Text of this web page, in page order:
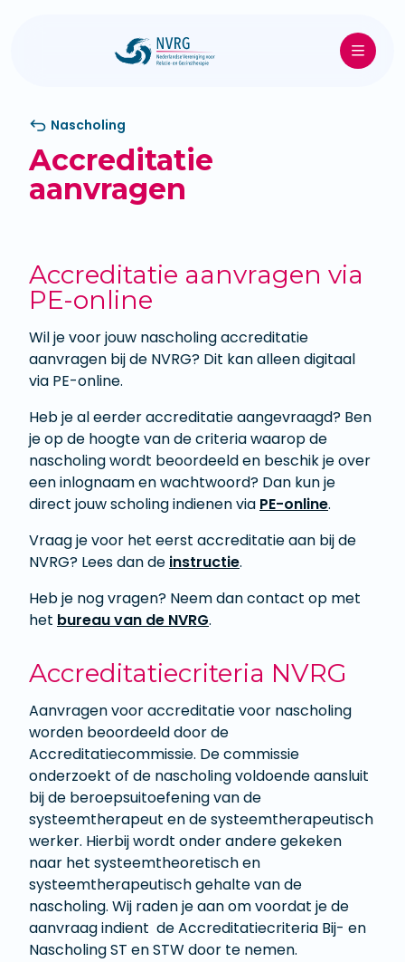
Nascholing
Accreditatie
aanvragen
Accreditatie aanvragen via
PE-online
Wil je voor jouw nascholing accreditatie
aanvragen bij de NVRG? Dit kan alleen digitaal
via PE-online.
Heb je al eerder accreditatie aangevraagd? Ben
je op de hoogte van de criteria waarop de
nascholing wordt beoordeeld en beschik je over
een inlognaam en wachtwoord? Dan kun je
direct jouw scholing indienen via PE-online.
Vraag je voor het eerst accreditatie aan bij de
NVRG? Lees dan de instructie.
Heb je nog vragen? Neem dan contact op met
het bureau van de NVRG.
Accreditatiecriteria NVRG
Aanvragen voor accreditatie voor nascholing
worden beoordeeld door de
Accreditatiecommissie. De commissie
onderzoekt of de nascholing voldoende aansluit
bij de beroepsuitoefening van de
systeemtherapeut en de systeemtherapeutisch
werker. Hierbij wordt onder andere gekeken
naar het systeemtheoretisch en
systeemtherapeutisch gehalte van de
nascholing. Wij raden je aan om voordat je de
aanvraag indient de Accreditatiecriteria Bij- en
Nascholing ST en STW door te nemen.